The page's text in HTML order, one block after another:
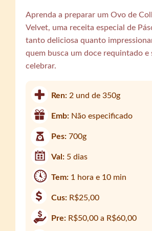
Aprenda a preparar um Ovo de
Velvet, uma receita especial de
tanto deliciosa quanto
quem busca um doce requintado e
celebrar.
Ren:2 und de 350g
Emb: Não especificado
Pes:700g
Val: 5 dias
Tem: 1 hora e 10 min
Cus: R$25,00
Pre: R$50,00 a R$60,00